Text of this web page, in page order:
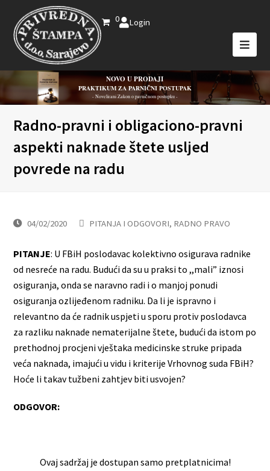
0 Login
NOVO U PRODAJI
PRAKTIKUM ZA PARNIČNI POSTUPAK
- Novelirani Zakon o parničnom postupku -
Radno-pravni i obligaciono-pravni
aspekti naknade štete usljed
povrede na radu
04/02/2020 PITANJA I ODGOVORI, RADNO PRAVO
PITANJE: U FBiH poslodavac kolektivno osigurava radnike
od nesreće na radu. Budući da su u praksi to ,,mali” iznosi
osiguranja, onda se naravno radi i o manjoj ponudi
osiguranja ozlijeđenom radniku. Da li je ispravno i
relevantno da će radnik uspjeti u sporu protiv poslodavca
za razliku naknade nematerijalne štete, budući da istom po
prethodnoj procjeni vještaka medicinske struke pripada
veća naknada, imajući u vidu i kriterije Vrhovnog suda FBiH?
Hoće li takav tužbeni zahtjev biti usvojen?
ODGOVOR:
Ovaj sadržaj je dostupan samo pretplatnicima!